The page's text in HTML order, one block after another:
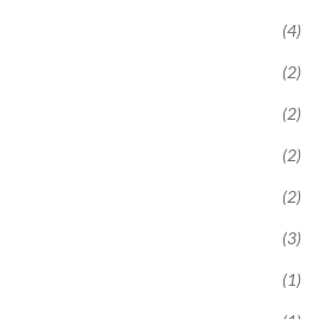
(4)
(2)
(2)
(2)
(2)
(3)
(1)